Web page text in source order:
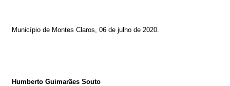
Município de Montes Claros, 06 de julho de 2020.
Humberto Guimarães Souto